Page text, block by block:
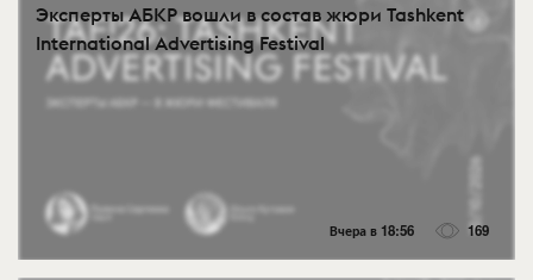
Эксперты АБКР вошли в состав жюри Tashkent
International Advertising Festival
Вчера в 18:56 169